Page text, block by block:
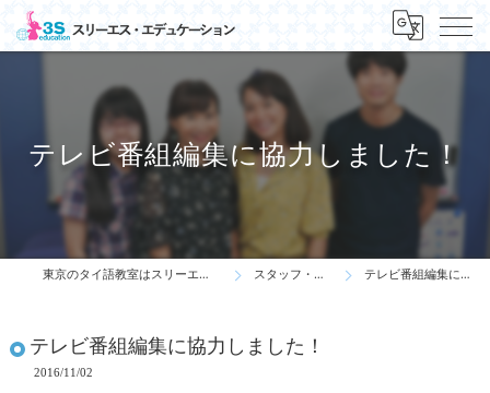
テレビ番組編集に協力しました！
東京のタイ語教室はスリーエス・エデュケーション スタッフ・先生の一言 テレビ番組編集に協力しました！
テレビ番組編集に協力しました！
2016/11/02